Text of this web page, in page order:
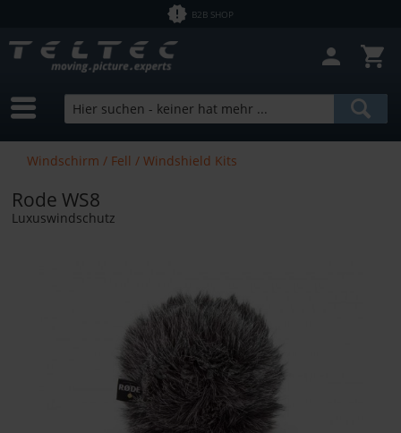
B2B SHOP
Windschirm / Fell / Windshield Kits
Rode WS8
Luxuswindschutz